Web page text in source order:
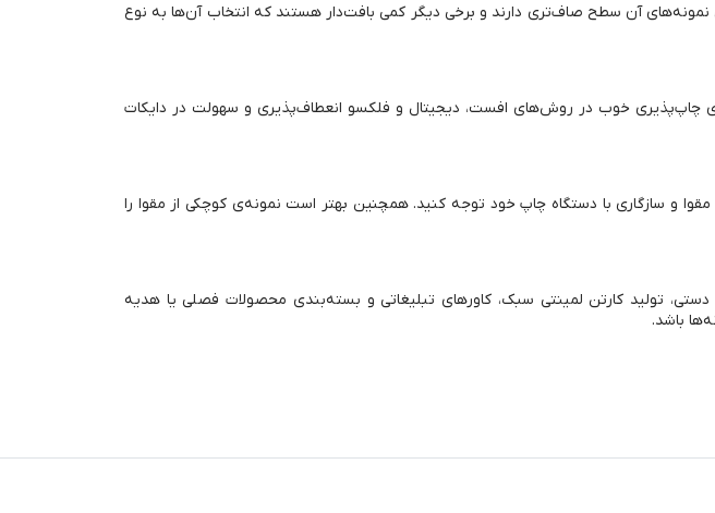
و در ابعاد متنوع تولید می‌شود. برخی نمونه‌های آن سطح صاف‌تری دارند و برخی دیگر کمی بافت‌دار هستند که انتخاب آن‌ها به نوع
چاپ‌پذیری خوب در روش‌های افست، دیجیتال و فلکسو انعطاف‌پذیری و سهولت در دایکات
و سازگاری با دستگاه چاپ خود توجه کنید. همچنین بهتر است نمونه‌ی کوچکی از مقوا را
تولید کارتن لمینتی سبک، کاورهای تبلیغاتی و بسته‌بندی محصولات فصلی یا هدیه
باشد.